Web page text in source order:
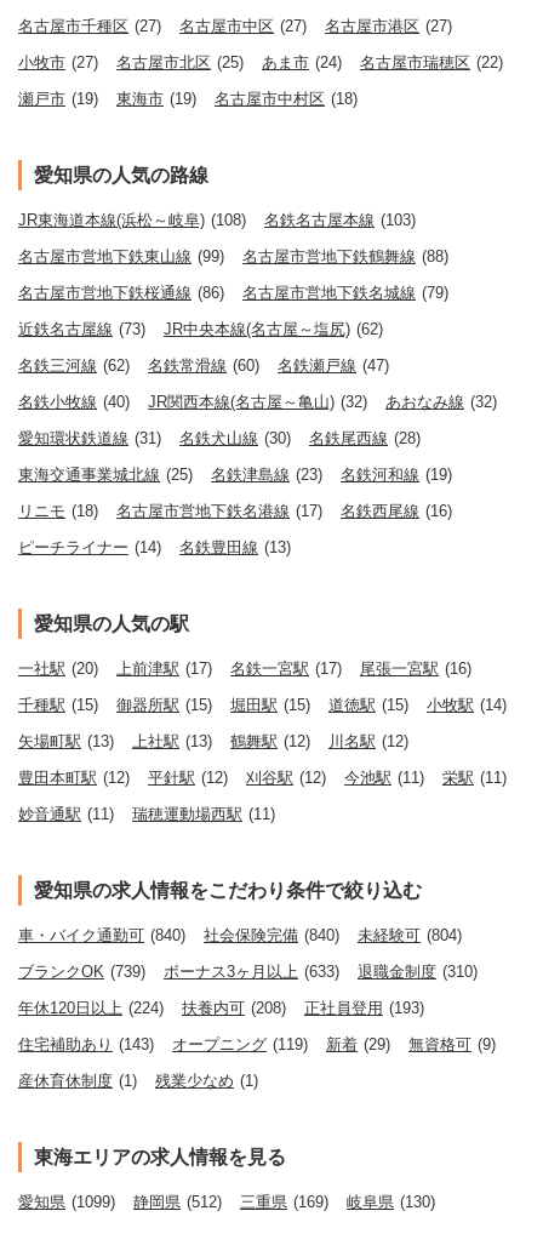
名古屋市千種区 (27) 名古屋市中区 (27) 名古屋市港区 (27)
小牧市 (27) 名古屋市北区 (25) あま市 (24) 名古屋市瑞穂区 (22)
瀬戸市 (19) 東海市 (19) 名古屋市中村区 (18)
愛知県の人気の路線
JR東海道本線(浜松～岐阜) (108) 名鉄名古屋本線 (103)
名古屋市営地下鉄東山線 (99) 名古屋市営地下鉄鶴舞線 (88)
名古屋市営地下鉄桜通線 (86) 名古屋市営地下鉄名城線 (79)
近鉄名古屋線 (73) JR中央本線(名古屋～塩尻) (62)
名鉄三河線 (62) 名鉄常滑線 (60) 名鉄瀬戸線 (47)
名鉄小牧線 (40) JR関西本線(名古屋～亀山) (32) あおなみ線 (32)
愛知環状鉄道線 (31) 名鉄犬山線 (30) 名鉄尾西線 (28)
東海交通事業城北線 (25) 名鉄津島線 (23) 名鉄河和線 (19)
リニモ (18) 名古屋市営地下鉄名港線 (17) 名鉄西尾線 (16)
ピーチライナー (14) 名鉄豊田線 (13)
愛知県の人気の駅
一社駅 (20) 上前津駅 (17) 名鉄一宮駅 (17) 尾張一宮駅 (16)
千種駅 (15) 御器所駅 (15) 堀田駅 (15) 道徳駅 (15) 小牧駅 (14)
矢場町駅 (13) 上社駅 (13) 鶴舞駅 (12) 川名駅 (12)
豊田本町駅 (12) 平針駅 (12) 刈谷駅 (12) 今池駅 (11) 栄駅 (11)
妙音通駅 (11) 瑞穂運動場西駅 (11)
愛知県の求人情報をこだわり条件で絞り込む
車・バイク通勤可 (840) 社会保険完備 (840) 未経験可 (804)
ブランクOK (739) ボーナス3ヶ月以上 (633) 退職金制度 (310)
年休120日以上 (224) 扶養内可 (208) 正社員登用 (193)
住宅補助あり (143) オープニング (119) 新着 (29) 無資格可 (9)
産休育休制度 (1) 残業少なめ (1)
東海エリアの求人情報を見る
愛知県 (1099) 静岡県 (512) 三重県 (169) 岐阜県 (130)